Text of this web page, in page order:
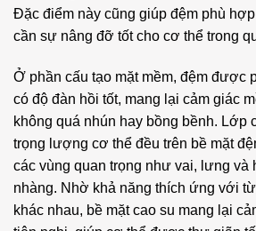
Đặc điểm này cũng giúp đệm phù
cần sự nâng đỡ tốt cho cơ thể trong
Ở phần cấu tạo mặt mềm, đệm được
có độ đàn hồi tốt, mang lại cảm giác
không quá nhún hay bồng bềnh. Lớp
trọng lượng cơ thể đều trên bề mặt
các vùng quan trọng như vai, lưng và
nhàng. Nhờ khả năng thích ứng với
khác nhau, bề mặt cao su mang lại